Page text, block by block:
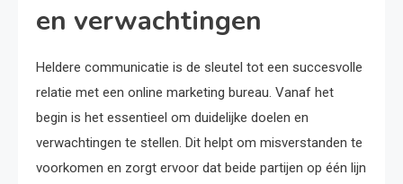
en verwachtingen
Heldere communicatie is de sleutel tot een succesvolle
relatie met een online marketing bureau. Vanaf het
begin is het essentieel om duidelijke doelen en
verwachtingen te stellen. Dit helpt om misverstanden te
voorkomen en zorgt ervoor dat beide partijen op één lijn